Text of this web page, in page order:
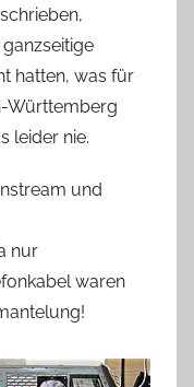
hatten, was für
Württemberg
leider nie.
und
nur
waren